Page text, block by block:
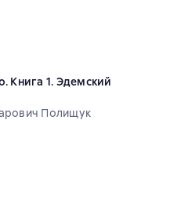
0 на основе 0 оценок
Книга 1. Эдемский
Полищук
5 на основе 1 оценок